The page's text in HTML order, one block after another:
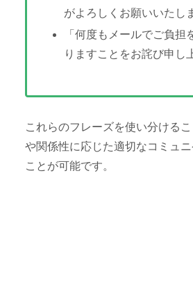
がよろしくお願いいたし
「何度もメールでご負担
りますことをお詫び申し
これらのフレーズを使い分ける
や関係性に応じた適切なコミュ
ことが可能です。